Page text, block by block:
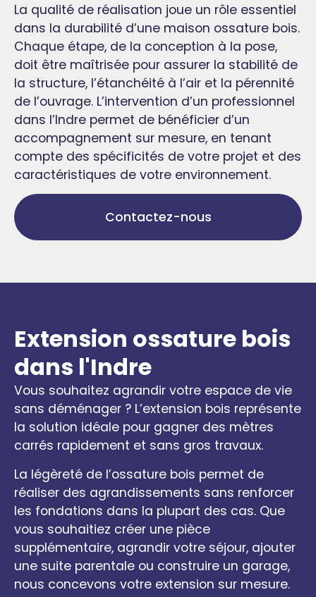
La qualité de réalisation joue un rôle essentiel
dans la durabilité d’une maison ossature bois.
Chaque étape, de la conception à la pose,
doit être maîtrisée pour assurer la stabilité de
la structure, l’étanchéité à l’air et la pérennité
de l’ouvrage. L’intervention d’un professionnel
dans l’Indre permet de bénéficier d’un
accompagnement sur mesure, en tenant
compte des spécificités de votre projet et des
caractéristiques de votre environnement.
Contactez-nous
Extension ossature bois
dans l'Indre
Vous souhaitez agrandir votre espace de vie
sans déménager ? L’extension bois représente
la solution idéale pour gagner des mètres
carrés rapidement et sans gros travaux.
La légèreté de l’ossature bois permet de
réaliser des agrandissements sans renforcer
les fondations dans la plupart des cas. Que
vous souhaitiez créer une pièce
supplémentaire, agrandir votre séjour, ajouter
une suite parentale ou construire un garage,
nous concevons votre extension sur mesure.